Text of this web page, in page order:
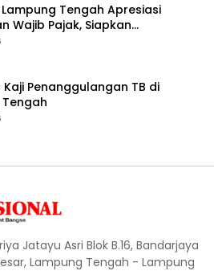
Tengah Apresiasi
Wajib Pajak, Siapkan
Terpadu di PT GGP
Kaji Penanggulangan TB di
Jatayu Asri Blok B.16, Bandarjaya
Lampung Tengah - Lampung